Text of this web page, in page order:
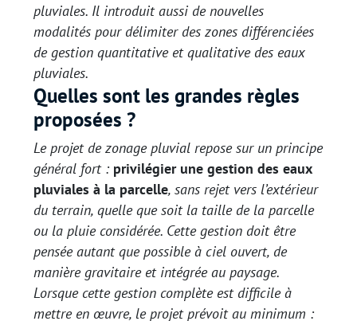
pluviales. Il introduit aussi de nouvelles
modalités pour délimiter des zones différenciées
de gestion quantitative et qualitative des eaux
pluviales.
Quelles sont les grandes règles
proposées ?
Le projet de zonage pluvial repose sur un principe
général fort : privilégier une gestion des eaux
pluviales à la parcelle, sans rejet vers l’extérieur
du terrain, quelle que soit la taille de la parcelle
ou la pluie considérée. Cette gestion doit être
pensée autant que possible à ciel ouvert, de
manière gravitaire et intégrée au paysage.
Lorsque cette gestion complète est difficile à
mettre en œuvre, le projet prévoit au minimum :